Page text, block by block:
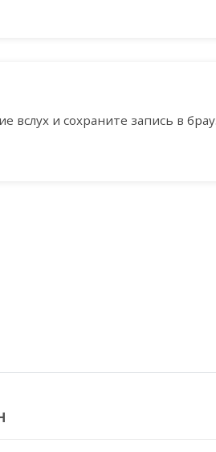
вслух и сохраните запись в